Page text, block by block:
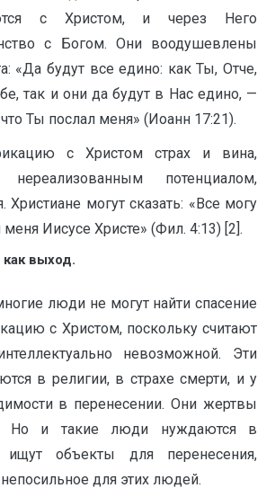
с Христом, и через Него
с Богом. Они воодушевлены
«Да будут все едино: как Ты, Отче,
так и они да будут в Нас едино, —
Ты послал меня» (Иоанн 17:21).
с Христом страх и вина,
потенциалом,
Христиане могут сказать: «Все могу
Иисусе Христе» (Фил. 4:13) [2].
выход.
люди не могут найти спасение
с Христом, поскольку считают
невозможной. Эти
в религии, в страхе смерти, и у
в перенесении. Они жертвы
Но и такие люди нуждаются в
ищут объекты для перенесения,
для этих людей.